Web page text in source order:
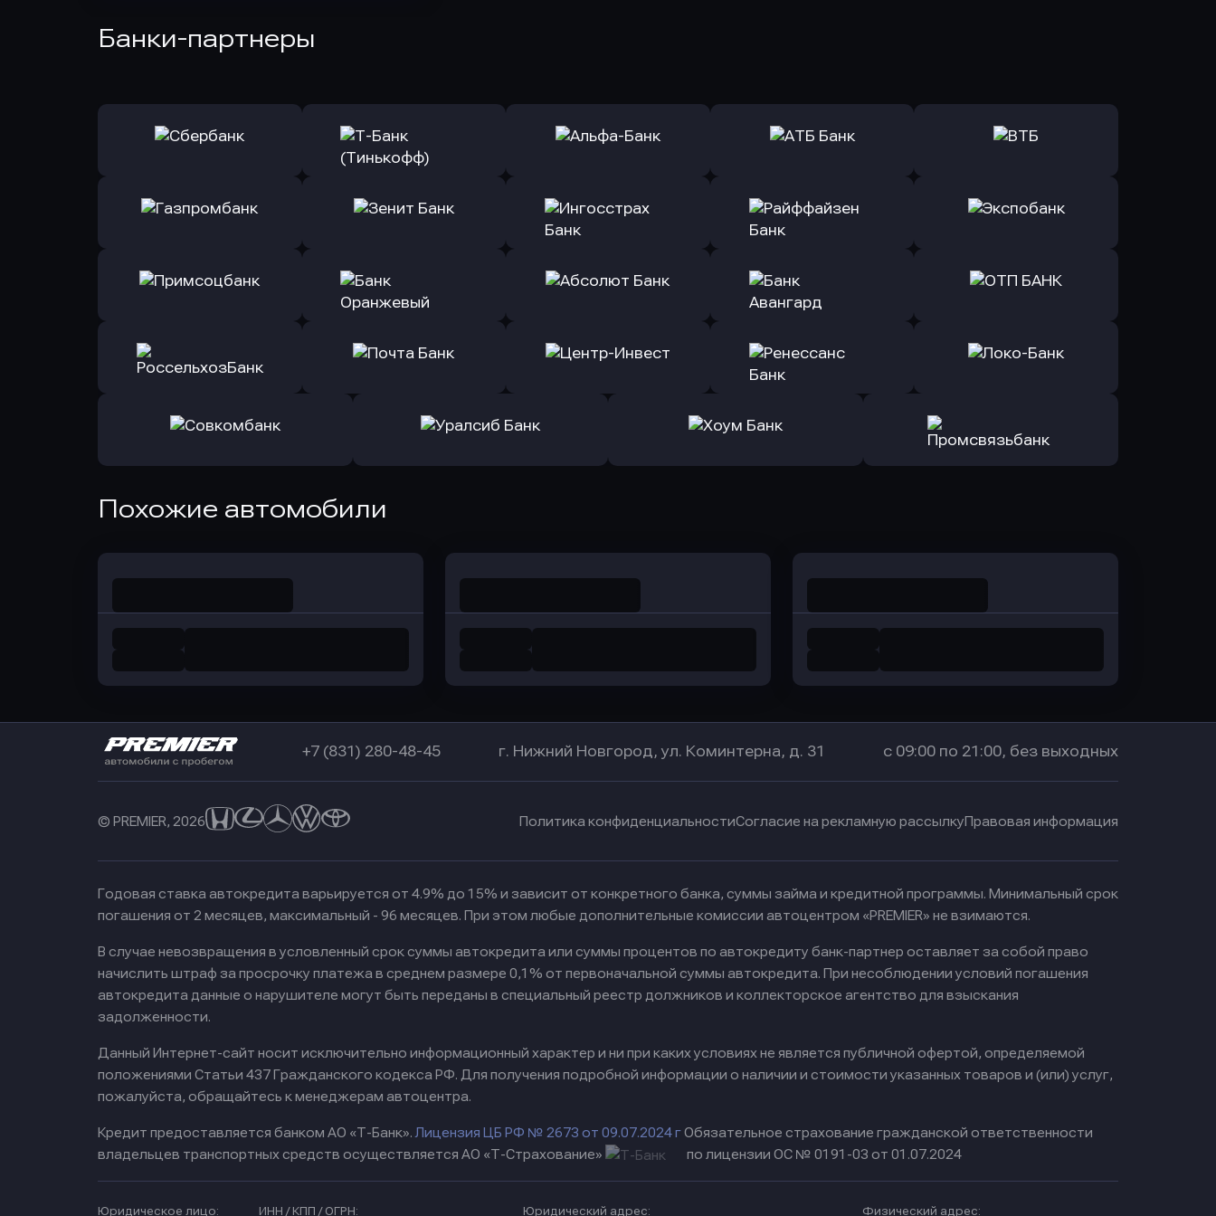
Банки-партнеры
Оправить заявку
Оправить заявку
Оправить заявку
в Альфа-Банк
Оправить заявку
в АТБ Банк
Оправить заявку
Оправить заявку
Оправить заявку
в Зенит Банк
Оправить заявку
Оправить заявку
в Райффайзен Банк
Оправить заявку
Оправить заявку
в Примсоцбанк
Оправить заявку
Оправить заявку
Оправить заявку
в Банк Авангард
Оправить заявку
Оправить заявку
Оправить заявку
Оправить заявку
в Локо-Банк
в Совкомбанк
Похожие автомобили
+7 (831) 280-48-45 г. Нижний Новгород, ул. Коминтерна, д. 31 с 09:00 по 21:00, без выходных
© PREMIER, 2026 Политика конфиденциальностиСогласие на рекламную рассылкуПравовая информация
Годовая ставка автокредита варьируется от 4.9% до 15% и зависит от конкретного банка, суммы займа и кредитной программы. Минимальный срок
погашения от 2 месяцев, максимальный - 96 месяцев. При этом любые дополнительные комиссии автоцентром «PREMIER» не взимаются.
В случае невозвращения в условленный срок суммы автокредита или суммы процентов по автокредиту банк-партнер оставляет за собой право
начислить штраф за просрочку платежа в среднем размере 0,1% от первоначальной суммы автокредита. При несоблюдении условий погашения
автокредита данные о нарушителе могут быть переданы в специальный реестр должников и коллекторское агентство для взыскания
задолженности.
Данный Интернет-сайт носит исключительно информационный характер и ни при каких условиях не является публичной офертой, определяемой
положениями Статьи 437 Гражданского кодекса РФ. Для получения подробной информации о наличии и стоимости указанных товаров и (или) услуг,
пожалуйста, обращайтесь к менеджерам автоцентра.
Кредит предоставляется банком АО «Т-Банк». Лицензия ЦБ РФ № 2673 от 09.07.2024 гОбязательное страхование гражданской ответственности
владельцев транспортных средств осуществляется АО «Т-Страхование»
по лицензии ОС № 0191-03 от 01.07.2024
Юридическое лицо: ИНН / КПП / ОГРН: Юридический адрес: Физический адрес: